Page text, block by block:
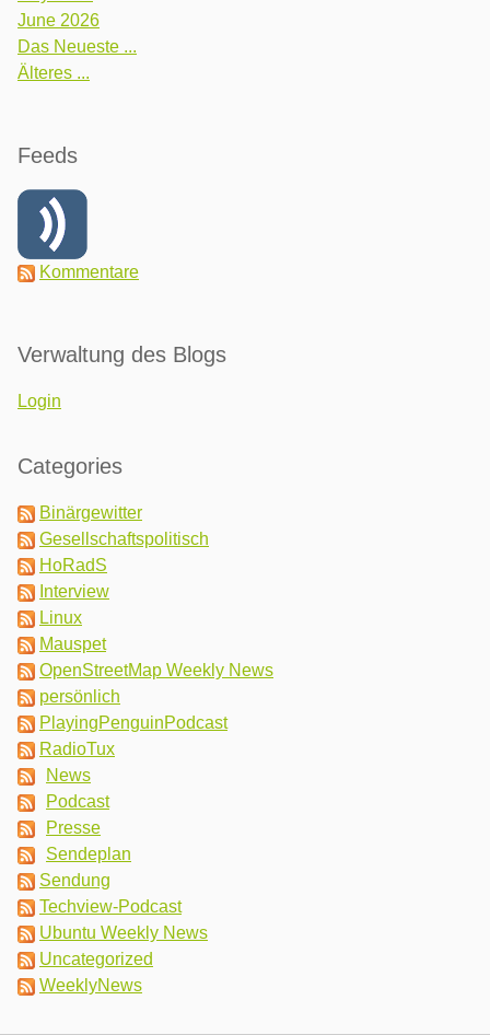
June 2026
Das Neueste ...
Älteres ...
Feeds
Kommentare
Verwaltung des Blogs
Login
Categories
Binärgewitter
Gesellschaftspolitisch
HoRadS
Interview
Linux
Mauspet
OpenStreetMap Weekly News
persönlich
PlayingPenguinPodcast
RadioTux
News
Podcast
Presse
Sendeplan
Sendung
Techview-Podcast
Ubuntu Weekly News
Uncategorized
WeeklyNews